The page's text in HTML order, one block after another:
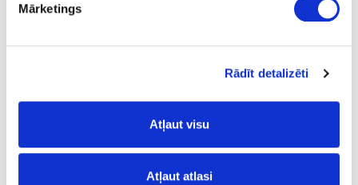
Mārketings
Rādīt detalizēti
Atļaut visu
Atļaut atlasi
m2